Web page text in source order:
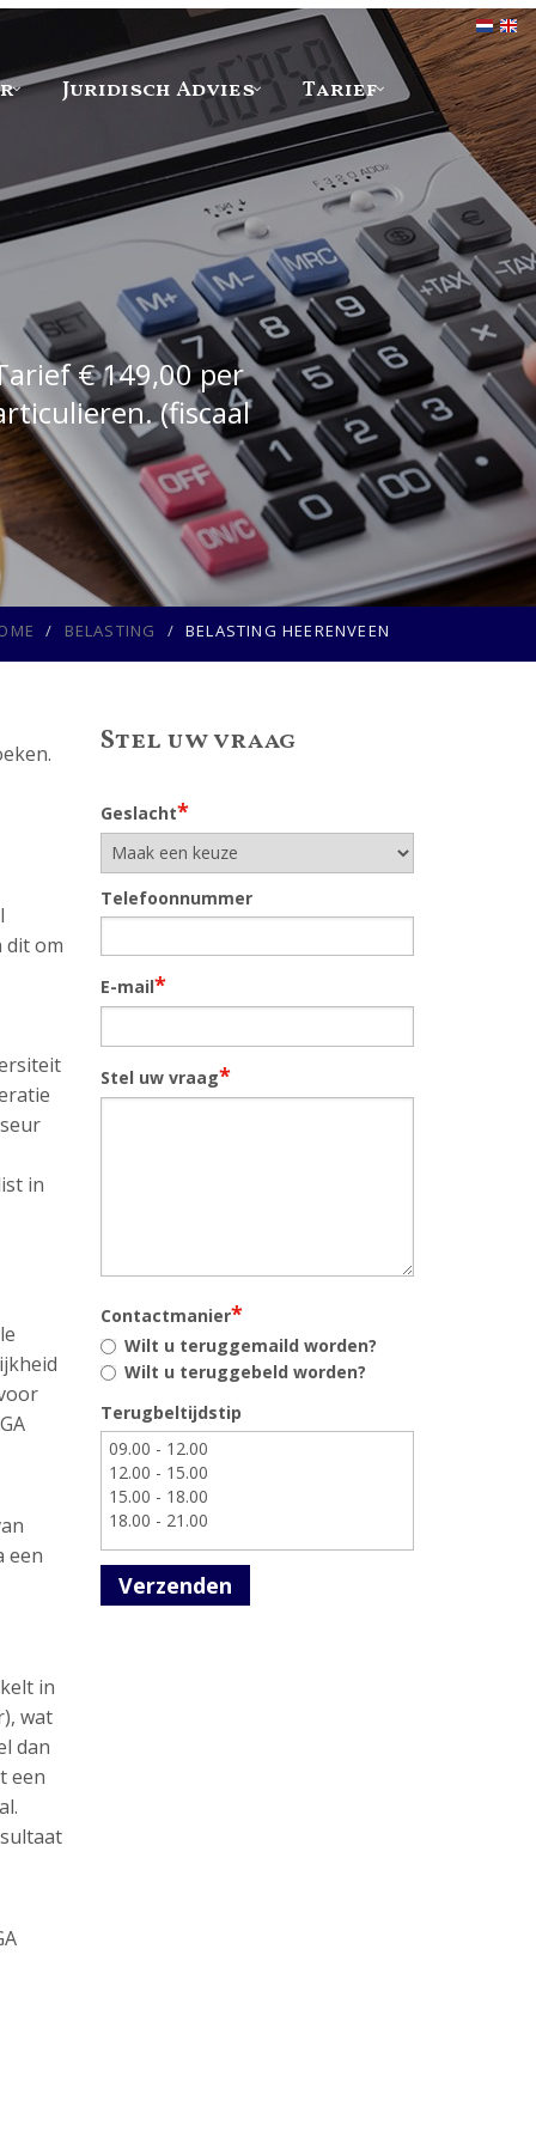
Juridisch Advies
Tarief
€ 149,00 per
(fiscaal
BELASTING BELASTING HEERENVEEN
dit om
in
een
in
wat
dan
een
Stel uw vraag
Geslacht*
Telefoonnummer
E-mail*
Stel uw vraag*
Contactmanier*
Wilt u teruggemaild worden?
Wilt u teruggebeld worden?
Terugbeltijdstip
Verzenden